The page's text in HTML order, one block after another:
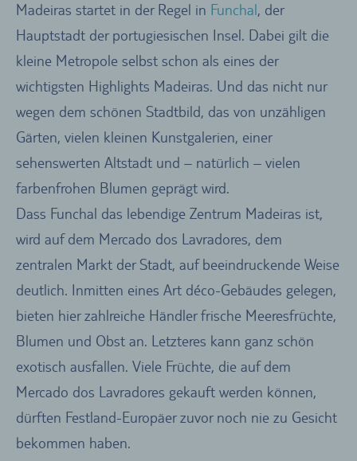
Madeiras startet in der Regel in Funchal, der
Hauptstadt der portugiesischen Insel. Dabei gilt die
kleine Metropole selbst schon als eines der
wichtigsten Highlights Madeiras. Und das nicht nur
wegen dem schönen Stadtbild, das von unzähligen
Gärten, vielen kleinen Kunstgalerien, einer
sehenswerten Altstadt und – natürlich – vielen
farbenfrohen Blumen geprägt wird.
Dass Funchal das lebendige Zentrum Madeiras ist,
wird auf dem Mercado dos Lavradores, dem
zentralen Markt der Stadt, auf beeindruckende Weise
deutlich. Inmitten eines Art déco-Gebäudes gelegen,
bieten hier zahlreiche Händler frische Meeresfrüchte,
Blumen und Obst an. Letzteres kann ganz schön
exotisch ausfallen. Viele Früchte, die auf dem
Mercado dos Lavradores gekauft werden können,
dürften Festland-Europäer zuvor noch nie zu Gesicht
bekommen haben.